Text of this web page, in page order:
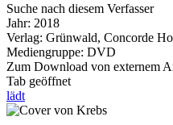
Suche nach diesem Verfasser
Jahr: 2018
Verlag: Grünwald, Concorde
Mediengruppe: DVD
Zum Download von externem
Tab geöffnet
lädt